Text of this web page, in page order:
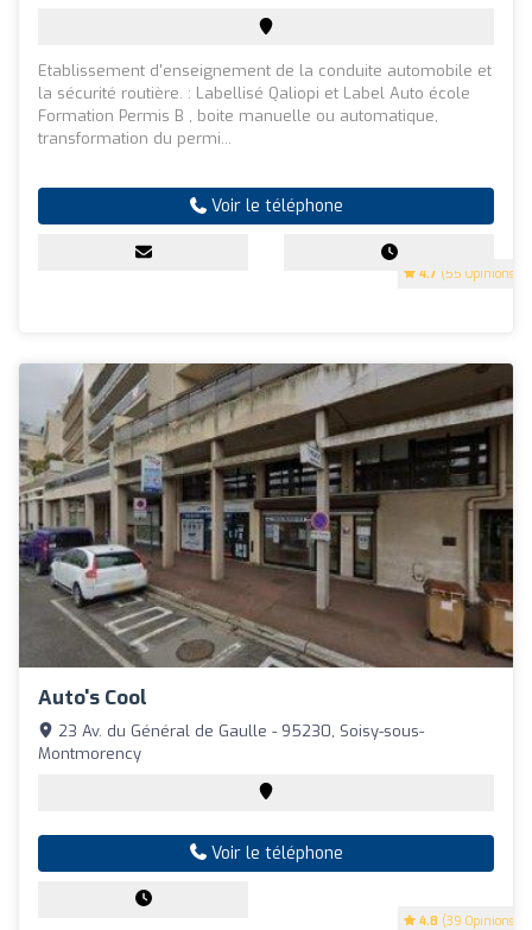
4.7 (55 Opinions)
Etablissement d'enseignement de la conduite automobile et
la sécurité routière. : Labellisé Qaliopi et Label Auto école
Formation Permis B , boite manuelle ou automatique,
transformation du permi...
Voir le téléphone
Auto's Cool
4.8 (39 Opinions)
23 Av. du Général de Gaulle - 95230, Soisy-sous-
Montmorency
Voir le téléphone